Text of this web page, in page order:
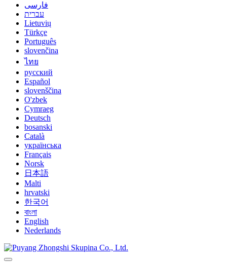
فارسی
עברית
Lietuvių
Türkçe
Português
slovenčina
ไทย
русский
Español
slovenščina
O'zbek
Cymraeg
Deutsch
bosanski
Català
українська
Français
Norsk
日本語
Malti
hrvatski
한국어
বাংলা
English
Nederlands